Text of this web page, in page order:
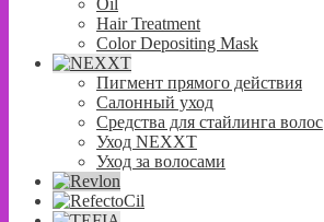
Oil
Hair Treatment
Color Depositing Mask
Пигмент прямого действия
Салонный уход
Средства для стайлинга волос
Уход NEXXT
Уход за волосами